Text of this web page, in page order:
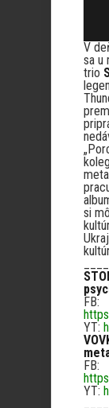
V
sa u
trio
si
FB:
YT:
FB:
YT: